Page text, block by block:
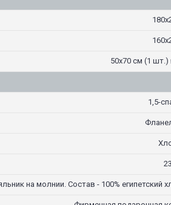
50х70 см (1 шт.)
1,5-
на молнии. Состав - 100%